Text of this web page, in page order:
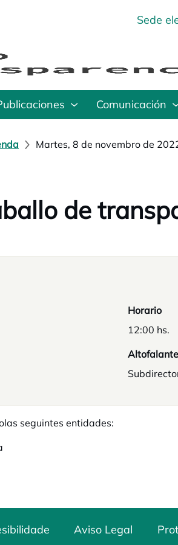
Sede
Comunicación
Martes, 8 de novembro de
de
Horario
12:00 hs.
seguintes entidades:
Aviso Legal